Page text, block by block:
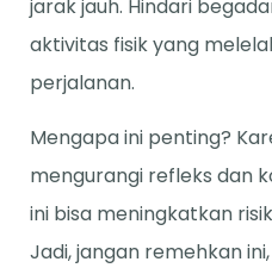
jarak jauh. Hindari
aktivitas fisik yang
perjalanan.
Mengapa ini penting?
mengurangi refleks dan
ini bisa meningkatkan
Jadi, jangan remehkan